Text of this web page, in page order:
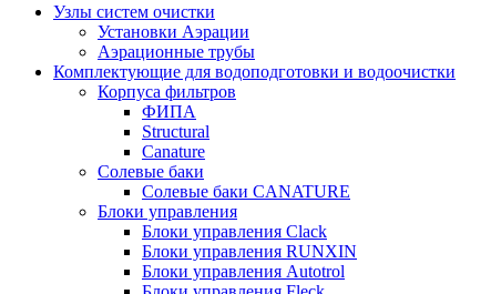
Узлы систем очистки
Установки Аэрации
Аэрационные трубы
Комплектующие для водоподготовки и водоочистки
Корпуса фильтров
ФИПА
Structural
Canature
Солевые баки
Солевые баки CANATURE
Блоки управления
Блоки управления Clack
Блоки управления RUNXIN
Блоки управления Autotrol